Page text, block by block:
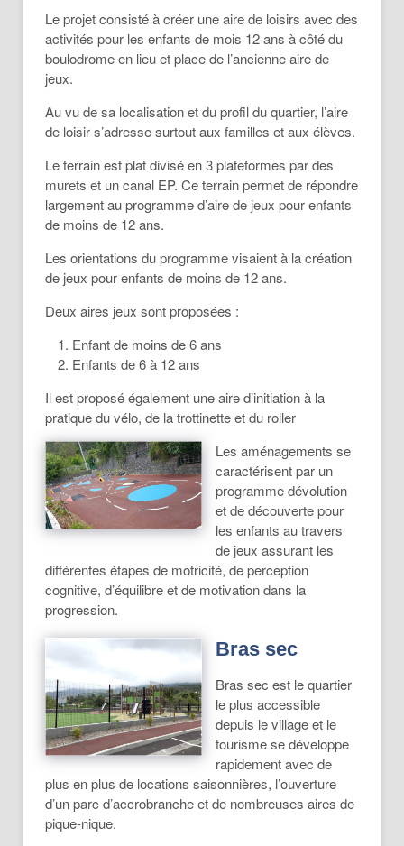
Le projet consisté à créer une aire de loisirs avec des
activités pour les enfants de mois 12 ans à côté du
boulodrome en lieu et place de l’ancienne aire de
jeux.
Au vu de sa localisation et du profil du quartier, l’aire
de loisir s’adresse surtout aux familles et aux élèves.
Le terrain est plat divisé en 3 plateformes par des
murets et un canal EP. Ce terrain permet de répondre
largement au programme d’aire de jeux pour enfants
de moins de 12 ans.
Les orientations du programme visaient à la création
de jeux pour enfants de moins de 12 ans.
Deux aires jeux sont proposées :
Enfant de moins de 6 ans
Enfants de 6 à 12 ans
Il est proposé également une aire d’initiation à la
pratique du vélo, de la trottinette et du roller
Les aménagements se
caractérisent par un
programme dévolution
et de découverte pour
les enfants au travers
de jeux assurant les
différentes étapes de motricité, de perception
cognitive, d’équilibre et de motivation dans la
progression.
Bras sec
Bras sec est le quartier
le plus accessible
depuis le village et le
tourisme se développe
rapidement avec de
plus en plus de locations saisonnières, l’ouverture
d’un parc d’accrobranche et de nombreuses aires de
pique-nique.